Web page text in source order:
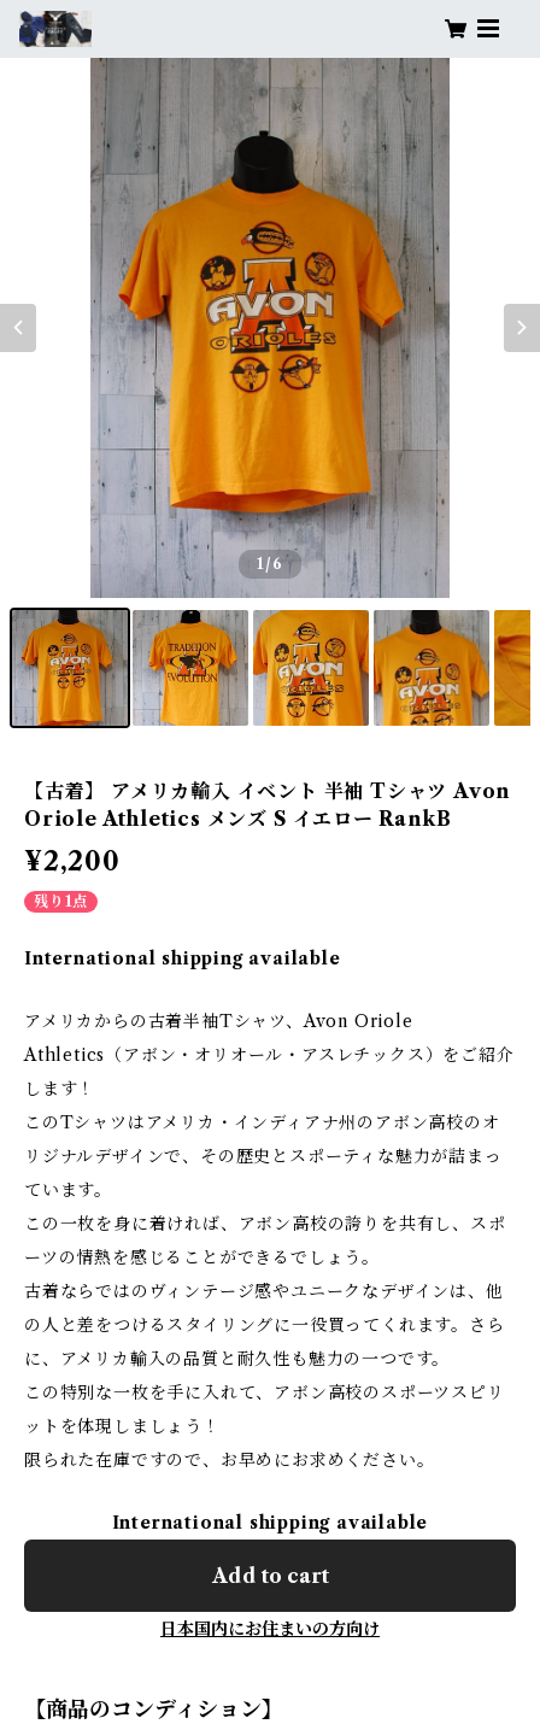
1/6
【古着】 アメリカ輸入 イベント 半袖 Tシャツ Avon
Oriole Athletics メンズ S イエロー RankB
¥2,200
残り1点
International shipping available
アメリカからの古着半袖Tシャツ、Avon Oriole
Athletics（アボン・オリオール・アスレチックス）をご紹介
します！
このTシャツはアメリカ・インディアナ州のアボン高校のオ
リジナルデザインで、その歴史とスポーティな魅力が詰まっ
ています。
この一枚を身に着ければ、アボン高校の誇りを共有し、スポ
ーツの情熱を感じることができるでしょう。
古着ならではのヴィンテージ感やユニークなデザインは、他
の人と差をつけるスタイリングに一役買ってくれます。さら
に、アメリカ輸入の品質と耐久性も魅力の一つです。
この特別な一枚を手に入れて、アボン高校のスポーツスピリ
ットを体現しましょう！
限られた在庫ですので、お早めにお求めください。
International shipping available
Add to cart
日本国内にお住まいの方向け
【商品のコンディション】